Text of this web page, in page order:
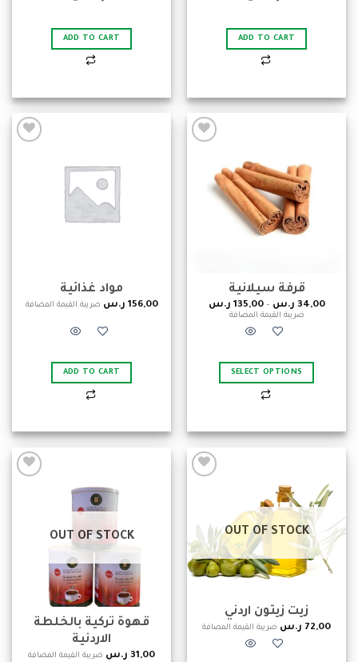
ADD TO CART
ADD TO CART
قرفة سيلانية
34,00 ر.س –
135,00 ر.س
ضريبة القيمة المضافة
SELECT OPTIONS
مواد غذائية
156,00 ر.س ضريبة القيمة المضافة
ADD TO CART
OUT OF STOCK
زيت زيتون اردني
72,00 ر.س ضريبة القيمة المضافة
OUT OF STOCK
قهوة تركية بالخلطة
الاردنية
31,00 ر.س ضريبة القيمة المضافة